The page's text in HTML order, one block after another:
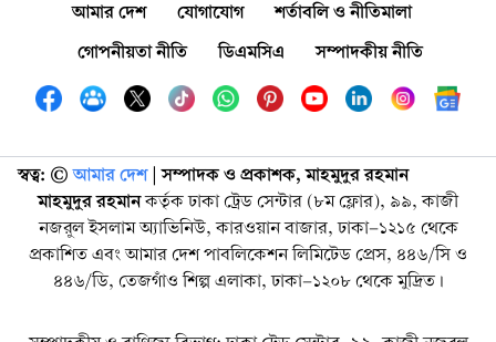
আমার দেশ যোগাযোগ
শর্তাবলি ও নীতিমালা
গোপনীয়তা নীতি
ডিএমসিএ সম্পাদকীয় নীতি
স্বত্ব: ©️ আমার দেশ| সম্পাদক ও প্রকাশক, মাহমুদুর রহমান
মাহমুদুর রহমানকর্তৃক ঢাকা ট্রেড সেন্টার (৮ম ফ্লোর), ৯৯, কাজী
নজরুল ইসলাম অ্যাভিনিউ, কারওয়ান বাজার, ঢাকা-১২১৫ থেকে
প্রকাশিত এবং আমার দেশ পাবলিকেশন লিমিটেড প্রেস, ৪৪৬/সি ও
৪৪৬/ডি, তেজগাঁও শিল্প এলাকা, ঢাকা-১২০৮ থেকে মুদ্রিত।